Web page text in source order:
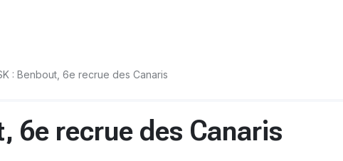
: Benbout, 6e recrue des Canaris
6e recrue des Canaris